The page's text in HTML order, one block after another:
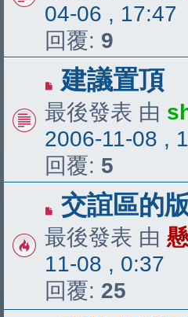
04-06 , 17:47
回覆: 9
建議置頂
最後發表 由
2006-11-08 ,
回覆: 5
交誼區的
最後發表 由
11-08 , 0:37
回覆: 25